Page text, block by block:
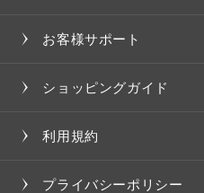
お客様サポート
ショッピングガイド
利用規約
プライバシーポリシー